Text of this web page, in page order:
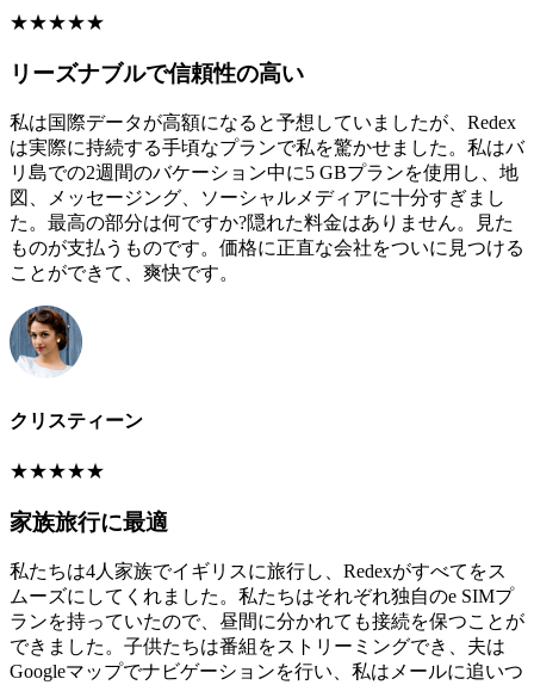
★★★★★
リーズナブルで信頼性の高い
私は国際データが高額になると予想していましたが、Redex
は実際に持続する手頃なプランで私を驚かせました。私はバ
リ島での2週間のバケーション中に5 GBプランを使用し、地
図、メッセージング、ソーシャルメディアに十分すぎまし
た。最高の部分は何ですか?隠れた料金はありません。見た
ものが支払うものです。価格に正直な会社をついに見つける
ことができて、爽快です。
クリスティーン
★★★★★
家族旅行に最適
私たちは4人家族でイギリスに旅行し、Redexがすべてをス
ムーズにしてくれました。私たちはそれぞれ独自のe SIMプ
ランを持っていたので、昼間に分かれても接続を保つことが
できました。子供たちは番組をストリーミングでき、夫は
Googleマップでナビゲーションを行い、私はメールに追いつ